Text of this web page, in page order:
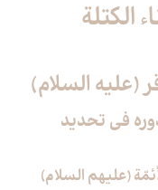
الكتلة
في تحديد
(عليهم السلام)